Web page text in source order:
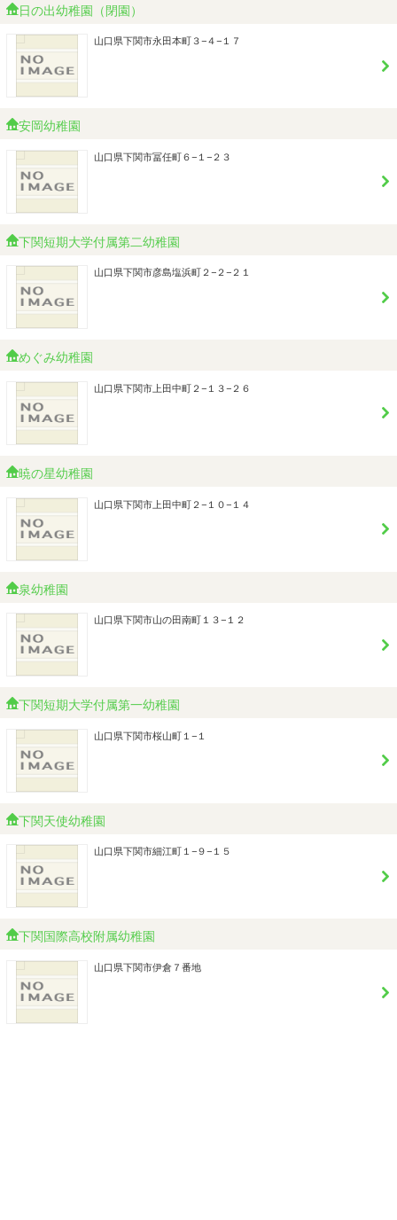
日の出幼稚園（閉園）
山口県下関市永田本町３−４−１７
安岡幼稚園
山口県下関市冨任町６−１−２３
下関短期大学付属第二幼稚園
山口県下関市彦島塩浜町２−２−２１
めぐみ幼稚園
山口県下関市上田中町２−１３−２６
暁の星幼稚園
山口県下関市上田中町２−１０−１４
泉幼稚園
山口県下関市山の田南町１３−１２
下関短期大学付属第一幼稚園
山口県下関市桜山町１−１
下関天使幼稚園
山口県下関市細江町１−９−１５
下関国際高校附属幼稚園
山口県下関市伊倉７番地